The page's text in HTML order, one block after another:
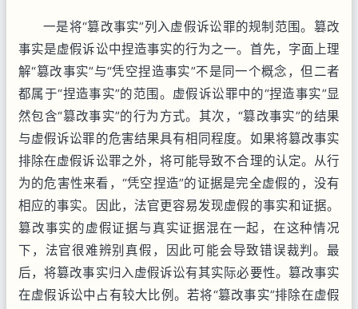
一是将“篡改事实”列入虚假诉讼罪的规制范围。篡改
事实是虚假诉讼中捏造事实的行为之一。首先，字面上理
解“篡改事实”与“凭空捏造事实”不是同一个概念，但二者
都属于“捏造事实”的范围。虚假诉讼罪中的“捏造事实”显
然包含“篡改事实”的行为方式。其次，“篡改事实”的结果
与虚假诉讼罪的危害结果具有相同程度。如果将篡改事实
排除在虚假诉讼罪之外，将可能导致不合理的认定。从行
为的危害性来看，“凭空捏造”的证据是完全虚假的，没有
相应的事实。因此，法官更容易发现虚假的事实和证据。
篡改事实的虚假证据与真实证据混在一起，在这种情况
下，法官很难辨别真假，因此可能会导致错误裁判。最
后，将篡改事实归入虚假诉讼有其实际必要性。篡改事实
在虚假诉讼中占有较大比例。若将“篡改事实”排除在虚假